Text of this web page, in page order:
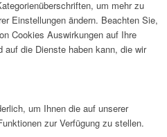
um mehr zu
Einstellungen ändern. Beachten Sie,
Cookies Auswirkungen auf Ihre
auf die Dienste haben kann, die wir
um Ihnen die auf unserer
zur Verfügung zu stellen.